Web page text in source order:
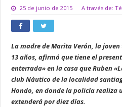
25 de junio de 2015 A través de:
La madre de Marita Verón, la
13 años, afirmó que tiene el
enterrada» en la casa que Ruben
club Náutico de la localidad
Hondo, en donde la policía realiza
extenderá por diez días.